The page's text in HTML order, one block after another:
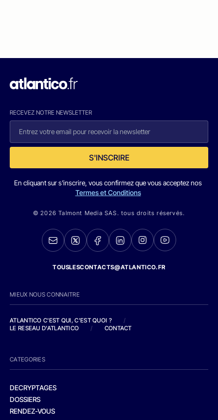
RECEVEZ NOTRE NEWSLETTER
S'INSCRIRE
En cliquant sur s'inscrire, vous confirmez que vous acceptez nos
Termes et Conditions
© 2026 Talmont Media SAS. tous droits réservés.
TOUSLESCONTACTS@ATLANTICO.FR
MIEUX NOUS CONNAITRE
ATLANTICO C'EST QUI, C'EST QUOI ?
/
LE RESEAU D'ATLANTICO
/ CONTACT
CATEGORIES
DECRYPTAGES
DOSSIERS
RENDEZ-VOUS